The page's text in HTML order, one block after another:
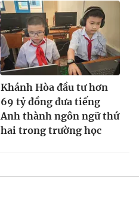
Khánh Hòa đầu tư hơn
69 tỷ đồng đưa tiếng
Anh thành ngôn ngữ thứ
hai trong trường học